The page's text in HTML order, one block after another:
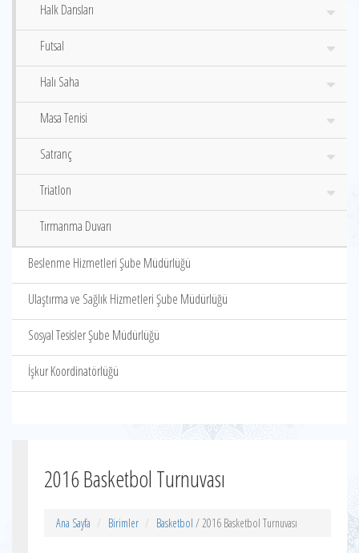
Halk Dansları
Futsal
Halı Saha
Masa Tenisi
Satranç
Triatlon
Tırmanma Duvarı
Beslenme Hizmetleri Şube Müdürlüğü
Ulaştırma ve Sağlık Hizmetleri Şube Müdürlüğü
Sosyal Tesisler Şube Müdürlüğü
İşkur Koordinatörlüğü
2016 Basketbol Turnuvası
Ana Sayfa Birimler Basketbol / 2016 Basketbol Turnuvası